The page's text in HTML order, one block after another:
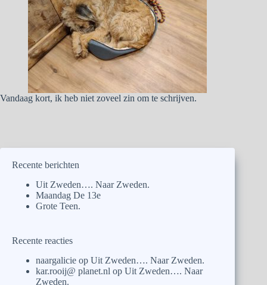
Vandaag kort, ik heb niet zoveel zin om te schrijven.
Recente berichten
Uit Zweden…. Naar Zweden.
Maandag De 13e
Grote Teen.
Recente reacties
naargalicie op Uit Zweden…. Naar Zweden.
kar.rooij@ planet.nl op Uit Zweden…. Naar
Zweden.